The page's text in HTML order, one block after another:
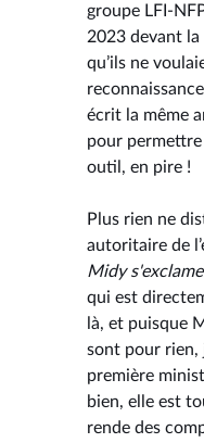
groupe LFI-
2023 devant
qu’ils ne
écrit la même
pour
outil, en pire !
Plus rien ne
autoritaire de
Midy
qui est
là, et puisque
sont pour rien,
première
bien, elle est
rende des